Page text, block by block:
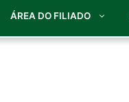
ÁREA DO FILIADO